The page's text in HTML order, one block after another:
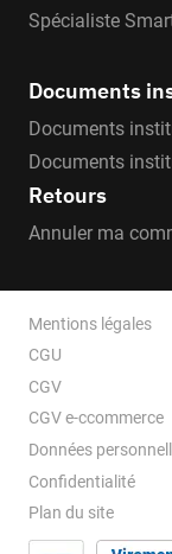
Spécialiste
Documents
Documents
Documents
Retours
Annuler ma
Mentions légales
CGU
CGV
CGV e-ccommerce
Données
Confidentialité
Plan du site